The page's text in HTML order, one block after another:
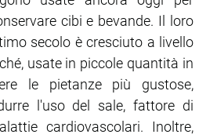
cibi e bevande. Il loro
secolo è cresciuto a livello
usate in piccole quantità in
le pietanze più gustose,
l'uso del sale, fattore di
cardiovascolari. Inoltre,